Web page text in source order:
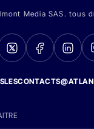
Media SAS. tous